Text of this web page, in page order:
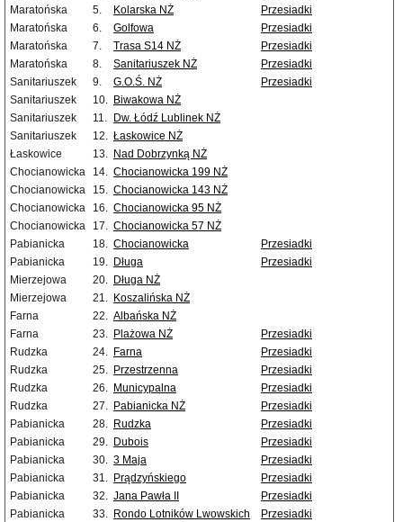
Maratońska
5. Kolarska NŻ
Przesiadki
Maratońska
6. Golfowa
Przesiadki
Maratońska
7. Trasa S14 NŻ
Przesiadki
Maratońska
8. Sanitariuszek NŻ
Przesiadki
Sanitariuszek
9. G.O.Ś. NŻ
Przesiadki
Sanitariuszek
10. Biwakowa NŻ
Sanitariuszek
11.
Dw. Łódź Lublinek NŻ
Sanitariuszek
12. Łaskowice NŻ
Łaskowice
13. Nad Dobrzynką NŻ
Chocianowicka
14. Chocianowicka 199 NŻ
Chocianowicka
15. Chocianowicka 143 NŻ
Chocianowicka
16. Chocianowicka 95 NŻ
Chocianowicka
17. Chocianowicka 57 NŻ
Pabianicka
18. Chocianowicka
Przesiadki
Pabianicka
19. Długa
Przesiadki
Mierzejowa
20. Długa NŻ
Mierzejowa
21. Koszalińska NŻ
Farna
22. Albańska NŻ
Farna
23. Plażowa NŻ
Przesiadki
Rudzka
24. Farna
Przesiadki
Rudzka
25. Przestrzenna
Przesiadki
Rudzka
26. Municypalna
Przesiadki
Rudzka
27. Pabianicka NŻ
Przesiadki
Pabianicka
28. Rudzka
Przesiadki
Pabianicka
29. Dubois
Przesiadki
Pabianicka
30. 3 Maja
Przesiadki
Pabianicka
31. Prądzyńskiego
Przesiadki
Pabianicka
32. Jana Pawła II
Przesiadki
Pabianicka
33. Rondo Lotników Lwowskich
Przesiadki